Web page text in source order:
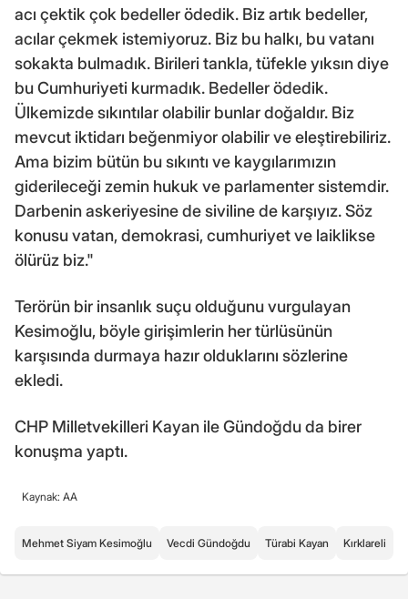
acı çektik çok bedeller ödedik. Biz artık bedeller,
acılar çekmek istemiyoruz. Biz bu halkı, bu vatanı
sokakta bulmadık. Birileri tankla, tüfekle yıksın diye
bu Cumhuriyeti kurmadık. Bedeller ödedik.
Ülkemizde sıkıntılar olabilir bunlar doğaldır. Biz
mevcut iktidarı beğenmiyor olabilir ve eleştirebiliriz.
Ama bizim bütün bu sıkıntı ve kaygılarımızın
giderileceği zemin hukuk ve parlamenter sistemdir.
Darbenin askeriyesine de siviline de karşıyız. Söz
konusu vatan, demokrasi, cumhuriyet ve laiklikse
ölürüz biz."
Terörün bir insanlık suçu olduğunu vurgulayan
Kesimoğlu, böyle girişimlerin her türlüsünün
karşısında durmaya hazır olduklarını sözlerine
ekledi.
CHP Milletvekilleri Kayan ile Gündoğdu da birer
konuşma yaptı.
Kaynak: AA
Mehmet Siyam Kesimoğlu Vecdi Gündoğdu Türabi Kayan Kırklareli